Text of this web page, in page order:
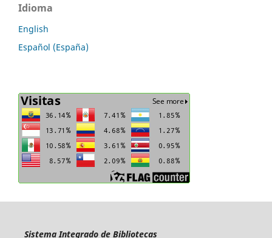
Idioma
English
Español (España)
Sistema Integrado de Bibliotecas